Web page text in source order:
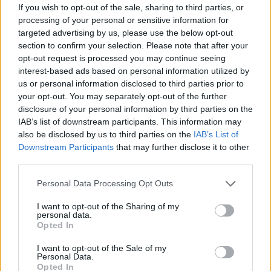
If you wish to opt-out of the sale, sharing to third parties, or
processing of your personal or sensitive information for
targeted advertising by us, please use the below opt-out
section to confirm your selection. Please note that after your
opt-out request is processed you may continue seeing
interest-based ads based on personal information utilized by
us or personal information disclosed to third parties prior to
your opt-out. You may separately opt-out of the further
disclosure of your personal information by third parties on the
IAB’s list of downstream participants. This information may
also be disclosed by us to third parties on the IAB’s List of
Downstream Participants that may further disclose it to other
Please note that this website/app uses one or more Google
not limited to your visit or usage behaviour. You may click to
grant or deny consent to Google and its third-party tags to
use your data for below specified purposes in below Google
consent section.
Personal Data Processing Opt Outs
I want to opt-out of the Sharing of my
personal data.
Opted In
I want to opt-out of the Sale of my
Personal Data.
Opted In
készült. Az új fordítás alapján a kutatók arra
jutottak, hogy I. Jahmesz az eddig véltnél
korábban, a thérai kitöréshez időben
közelebb uralkodott. A kutatás eredményeit a
Journal of Near Eastern Studies című
folyóirat tavaszi számában közlik.
I. Jahmesz uralkodása az Újbirodalom
kezdetét jelölte, amely korszakban Egyiptom
elérte hatalma csúcsát. A kőtömb darabjait
Thébában - a mai Luxorban -, a fáraó
uralmának központjában találták meg. A
kutatók szerint amennyiben a sztélé valóban
akkor magának a kőtáblának a keletkezési
ideje és I. Jahmesz uralkodása - amelyet
- 30-50 évvel korábbra tehető.